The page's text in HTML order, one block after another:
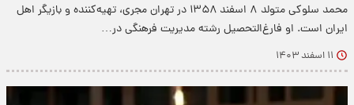
محمد سلوکی متولد ۸ اسفند ۱۳۵۸ در تهران مجری، تهیه‌کننده و بازیگر اهل
ایران است. او فارغ‌التحصیل رشته مدیریت فرهنگی در…
۱۱ اسفند ۱۴۰۳